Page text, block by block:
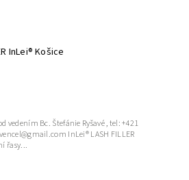
InLei® Košice
vedením Bc. Štefánie Ryšavé , tel: +421
InLei® LASH FILLER
řasy...